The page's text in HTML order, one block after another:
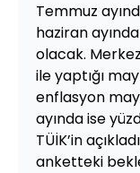
Temmuz
haziran
olacak. Merkez
ile yaptığı
enflasyon
ayında ise
TÜİK’in
anketteki